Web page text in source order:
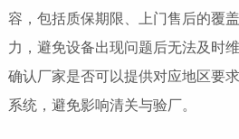
容，包括质保期限、上门售后的覆
力，避免设备出现问题后无法及时
确认厂家是否可以提供对应地区要
系统，避免影响清关与验厂。